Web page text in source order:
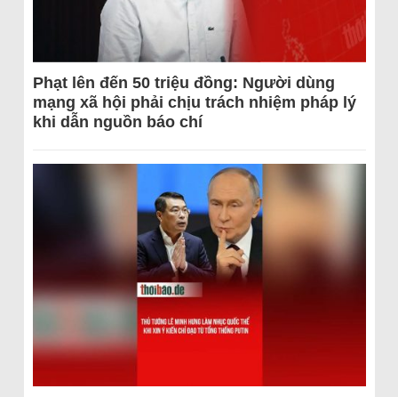
Phạt lên đến 50 triệu đồng: Người dùng
mạng xã hội phải chịu trách nhiệm pháp lý
khi dẫn nguồn báo chí